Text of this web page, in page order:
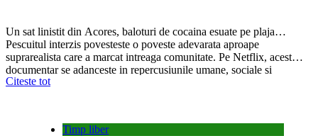
Un sat linistit din Acores, baloturi de cocaina esuate pe plaja…
Pescuitul interzis povesteste o poveste adevarata aproape
suprarealista care a marcat intreaga comunitate. Pe Netflix, acest
documentar se adanceste in repercusiunile umane, sociale si
culturale ale unui fenomen care depaseste imaginatia. Unele povesti
Citeste tot
Timp liber